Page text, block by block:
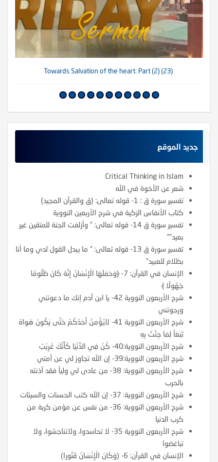
(23) Towards Salvation of the heart. Part (2)
جديد الموقع
Critical Thinking in Islam
شعر عن الأخوة في الله
تفسير سورة ق : 1- قوله تعالى: (ق والقرآن المجيد)
كتاب الأنفاس الزكية في شرح الأربعين النووية
تفسير سورة ق 14- قوله تعالى: ” وأزلفت الجنة للمتقين غير
بعيد””
تفسير سورة ق 13- قوله تعالى: ” ما يبدل القول لدي وما أنا
بظلام للعبيد”
الإنسان في القرآن: 7- ﴿وَحَمَلَهَا الْإِنْسَانُ إِنَّهُ كَانَ ظَلُومًا
جَهُولًا ﴾
شرح الأربعون النووية 42- يا ابن آدم إنك ما دعوتني
ورجوتني
شرح الأربعون النووية 41- لاَيُؤْمِنُ أَحَدُكُمْ حَتَّى يَكُونَ هَواهُ
تَبَعَاً لِمَا جِئْتُ بِهِ
شرح الأربعون النووية:40- كُنْ فِي الدُّنْيَا كَأَنَّكَ غَرِيْبٌ
شرح الأربعون النووية:39- إن الله تجاوز لي عن أمتي
شرح الأربعون النووية: 38- من عادى لي ولياً فقد آذنته
بالحرب
شرح الأربعون النووية: 37- إن الله كتب الحسنات والسيئات
شرح الأربعون النووية: 36- من نفس عن مؤمن كربة من
كرب الدنيا
شرح الأربعون النووية 35- لا تحاسدوا، ولاتناجشوا، ولا
تباغضوا
الإنسان في القرآن: 6- (وَكَانَ الْإِنْسَانُ قَتُورا)